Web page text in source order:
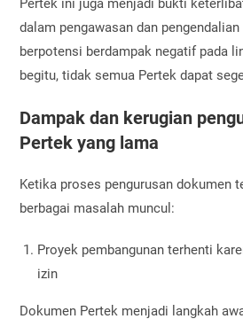
Pertek ini juga menjadi bukti
dalam pengawasan dan
berpotensi berdampak negatif pada
begitu, tidak semua Pertek dapat
Dampak dan kerugian
Pertek yang lama
Ketika proses pengurusan dokumen
berbagai masalah muncul:
Proyek pembangunan terhenti
izin
Dokumen Pertek menjadi langkah